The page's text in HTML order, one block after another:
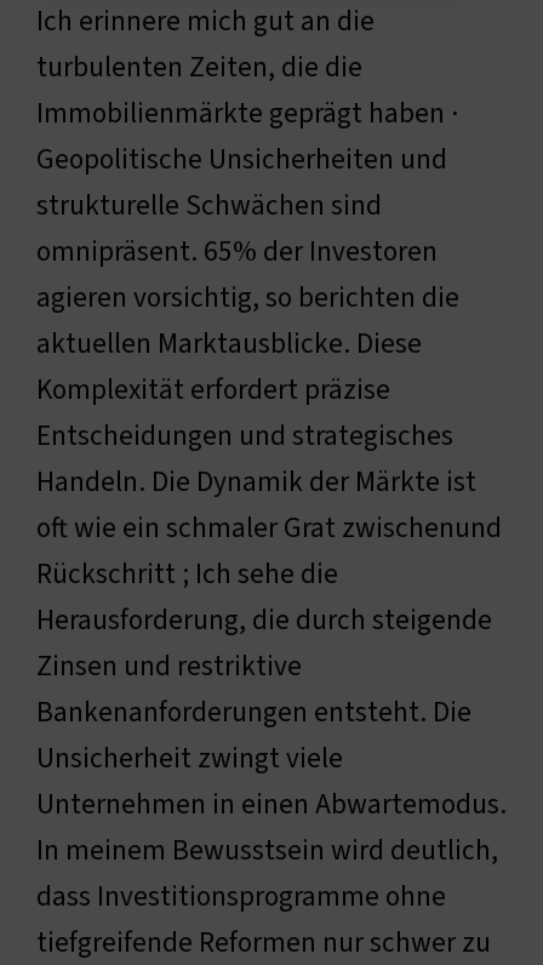
Ich erinnere mich gut an die
turbulenten Zeiten, die die
Immobilienmärkte geprägt haben ·
Geopolitische Unsicherheiten und
strukturelle Schwächen sind
omnipräsent. 65% der Investoren
agieren vorsichtig, so berichten die
aktuellen Marktausblicke. Diese
Komplexität erfordert präzise
Entscheidungen und strategisches
Handeln. Die Dynamik der Märkte ist
oft wie ein schmaler Grat zwischenund
Rückschritt ; Ich sehe die
Herausforderung, die durch steigende
Zinsen und restriktive
Bankenanforderungen entsteht. Die
Unsicherheit zwingt viele
Unternehmen in einen Abwartemodus.
In meinem Bewusstsein wird deutlich,
dass Investitionsprogramme ohne
tiefgreifende Reformen nur schwer zu